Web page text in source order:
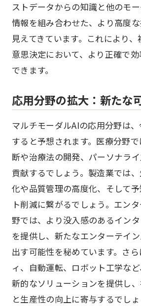
ストデータからの知識と他のモ
情報を組み合わせた、より高度
見えてきています。これにより
意思決定において、より正確で
できます。
応用分野の拡大：新たな
マルチモーダルAIの応用分野は
すると予想されます。医療分野
断や治療法の開発、パーソナラ
貢献するでしょう。製造業では
化や品質管理の高度化、そして
ト削減に繋がるでしょう。エン
野では、より没入感のあるイン
を提供し、新たなエンターテイ
出す可能性を秘めています。さ
ィ、自動運転、ロボット工学な
新的なソリューションを提供し
と生産性の向上に寄与するでし